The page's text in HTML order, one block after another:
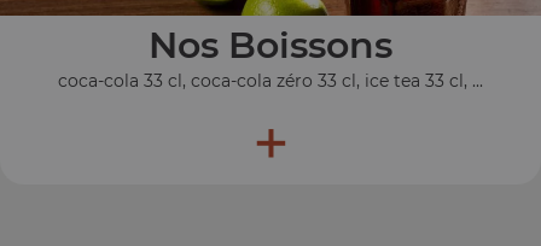
Nos Boissons
coca-cola 33 cl, coca-cola zéro 33 cl, ice tea 33 cl, ...
+